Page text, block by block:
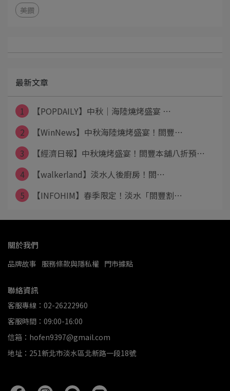
美饡
最新文章
1
【POPDAILY】中秋｜海陸燒烤盛宴 ⋯
2
【WinNews】中秋海陸燒烤盛宴！閤豐⋯
3
【經濟日報】中秋燒烤盛宴！閤豐本舖八折預⋯
4
【walkerland】淡水人後廚房！閤⋯
5
【INFOHIM】春季限定！淡水「閤豐割⋯
關於我們
品牌故事 服務條款與隱私權 門市據點
聯絡資訊
客服專線：02-26222960
客服時間：09:00-16:00
信箱：hofen9397@gmail.com
地址：251新北市淡水區北新路一段18號